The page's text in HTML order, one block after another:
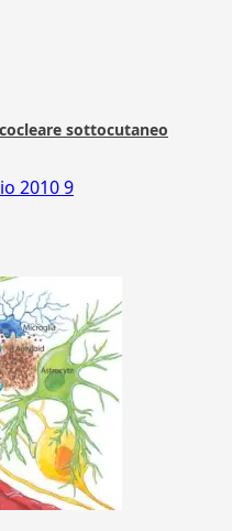
sottocutaneo
20109